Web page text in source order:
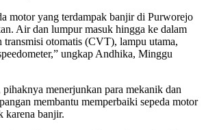
motor yang terdampak banjir di Purworejo
Air dan lumpur masuk hingga ke dalam
transmisi otomatis (CVT), lampu utama,
ungkap Andhika, Minggu
menerjunkan para mekanik dan
membantu memperbaiki sepeda motor
karena banjir.